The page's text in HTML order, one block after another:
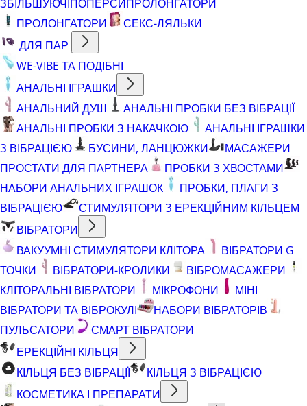
ЗБІЛЬШУЮЧІПОПЕРСИПРОЛОНГАТОРИ
ПРОЛОНГАТОРИ
СЕКС-ЛЯЛЬКИ
ДЛЯ ПАР
WE-VIBE ТА ПОДІБНІ
АНАЛЬНІ ІГРАШКИ
АНАЛЬНИЙ ДУШ
АНАЛЬНІ ПРОБКИ БЕЗ ВІБРАЦІЇ
АНАЛЬНІ ПРОБКИ З НАКАЧКОЮ
АНАЛЬНІ ІГРАШКИ
З ВІБРАЦІЄЮ
БУСИНИ, ЛАНЦЮЖКИ
МАСАЖЕРИ
ПРОСТАТИ ДЛЯ ПАРТНЕРА
ПРОБКИ З ХВОСТАМИ
НАБОРИ АНАЛЬНИХ ІГРАШОК
ПРОБКИ, ПЛАГИ З
ВІБРАЦІЄЮ
СТИМУЛЯТОРИ З ЕРЕКЦІЙНИМ КІЛЬЦЕМ
ВІБРАТОРИ
ВАКУУМНІ СТИМУЛЯТОРИ КЛІТОРА
ВІБРАТОРИ G
ТОЧКИ
ВІБРАТОРИ-КРОЛИКИ
ВІБРОМАСАЖЕРИ
КЛІТОРАЛЬНІ ВІБРАТОРИ
МІКРОФОНИ
МІНІ
ВІБРАТОРИ ТА ВІБРОКУЛІ
НАБОРИ ВІБРАТОРІВ
ПУЛЬСАТОРИ
СМАРТ ВІБРАТОРИ
ЕРЕКЦІЙНІ КІЛЬЦЯ
КІЛЬЦЯ БЕЗ ВІБРАЦІЇ
КІЛЬЦЯ З ВІБРАЦІЄЮ
КОСМЕТИКА І ПРЕПАРАТИ